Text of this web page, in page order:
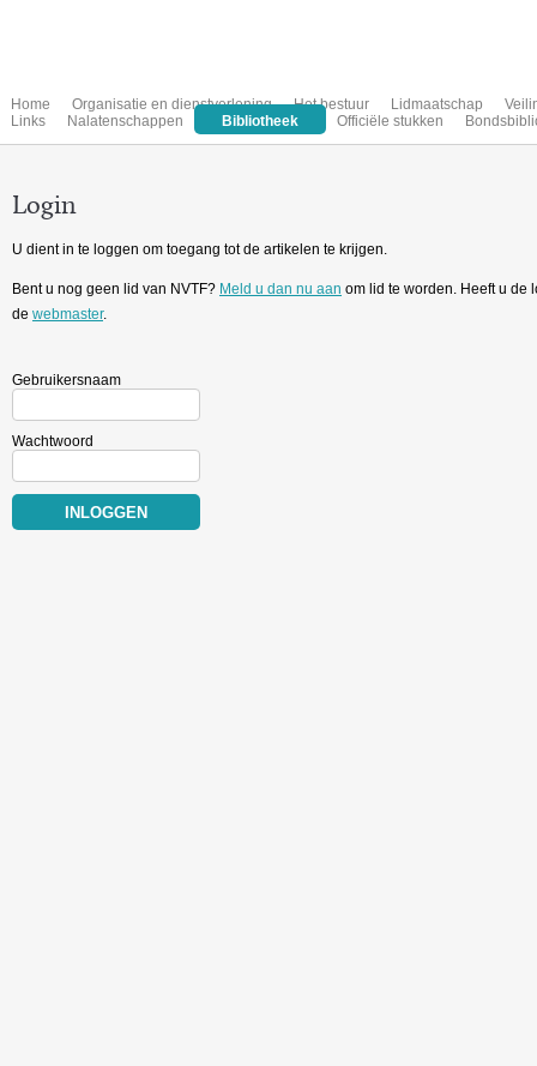
Home Organisatie en dienstverlening Het bestuur Lidmaatschap
Links
Nalatenschappen Bibliotheek Officiële stukken
Login
U dient in te loggen om toegang tot de artikelen te krijgen.
Bent u nog geen lid van NVTF? Meld u dan nu aan om lid te worden. Heeft u de
de webmaster.
Gebruikersnaam
Wachtwoord